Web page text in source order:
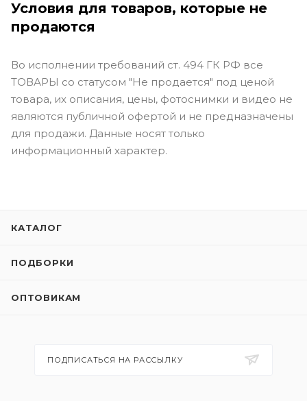
Условия для товаров, которые не
продаются
Во исполнении требований ст. 494 ГК РФ все
ТОВАРЫ со статусом "Не продается" под ценой
товара, их описания, цены, фотоснимки и видео не
являются публичной офертой и не предназначены
для продажи. Данные носят только
информационный характер.
КАТАЛОГ
ПОДБОРКИ
ОПТОВИКАМ
ПОДПИСАТЬСЯ НА РАССЫЛКУ